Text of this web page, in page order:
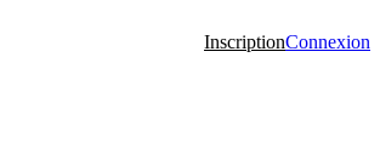
InscriptionConnexion